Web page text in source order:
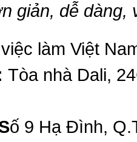
giản, dễ dàng,
làm Việt
Tòa nhà Dali,
ố 9 Hạ Đình,